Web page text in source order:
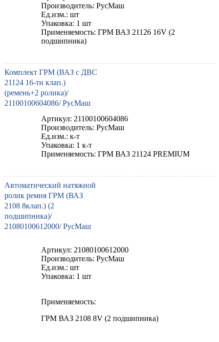
Производитель: РусМаш
Ед.изм.: шт
Упаковка: 1 шт
Применяемость: ГРМ ВАЗ 21126 16V (2
подшипника)
Комплект ГРМ (ВАЗ с ДВС
21124 16-ти клап.)
(ремень+2 ролика)/
21100100604086/ РусМаш
Артикул: 21100100604086
Производитель: РусМаш
Ед.изм.: к-т
Упаковка: 1 к-т
Применяемость: ГРМ ВАЗ 21124 PREMIUM
Автоматический натяжной
ролик ремня ГРМ (ВАЗ
2108 8клап.) (2
подшипника)/
21080100612000/ РусМаш
Артикул: 21080100612000
Производитель: РусМаш
Ед.изм.: шт
Упаковка: 1 шт
Применяемость:
ГРМ ВАЗ 2108 8V (2 подшипника)